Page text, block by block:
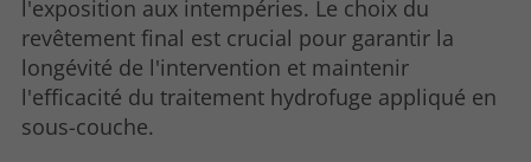
l'exposition aux intempéries. Le choix du
revêtement final est crucial pour garantir la
longévité de l'intervention et maintenir
l'efficacité du traitement hydrofuge appliqué en
sous-couche.